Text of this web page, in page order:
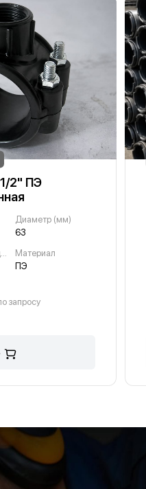
2" ПЭ
Диаметр (мм)
63
Диаметр резьбы (дюйм)
Материал
ПЭ
запросу